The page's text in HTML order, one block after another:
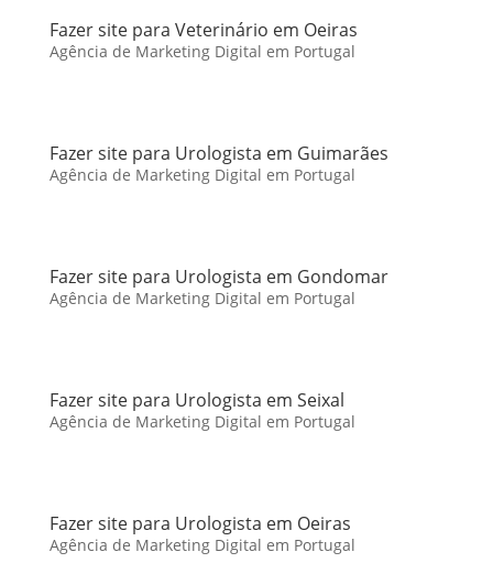
Fazer site para Veterinário em Oeiras
Agência de Marketing Digital em Portugal
Fazer site para Urologista em Guimarães
Agência de Marketing Digital em Portugal
Fazer site para Urologista em Gondomar
Agência de Marketing Digital em Portugal
Fazer site para Urologista em Seixal
Agência de Marketing Digital em Portugal
Fazer site para Urologista em Oeiras
Agência de Marketing Digital em Portugal